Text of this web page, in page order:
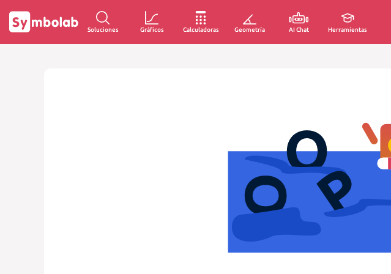
Soluciones Gráficos Calculadoras Geometría AI Chat Herramientas